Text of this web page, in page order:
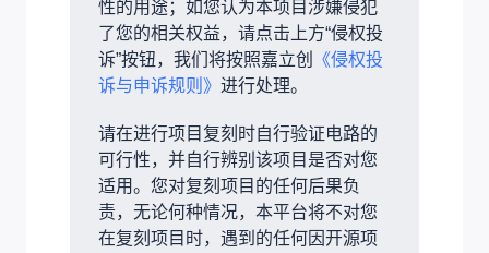
性的用途；如您认为本项目涉嫌侵犯
了您的相关权益，请点击上方“侵权投
诉”按钮，我们将按照嘉立创
《侵权投
诉与申诉规则》 进行处理。
请在进行项目复刻时自行验证电路的
可行性，并自行辨别该项目是否对您
适用。您对复刻项目的任何后果负
责，无论何种情况，本平台将不对您
在复刻项目时，遇到的任何因开源项